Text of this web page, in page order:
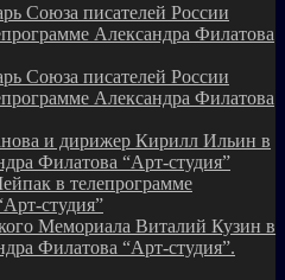
Союза писателей России
Александра Филатова
Союза писателей России
Александра Филатова
и дирижер Кирилл Ильин в
Филатова “Арт-студия”
в телепрограмме
студия”
Мемориала Виталий Кузин в
Филатова “Арт-студия”.